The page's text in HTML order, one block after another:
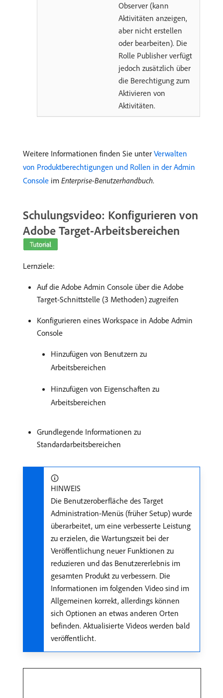
Observer (kann
Aktivitäten anzeigen,
aber nicht erstellen
oder bearbeiten). Die
Rolle Publisher verfügt
jedoch zusätzlich über
die Berechtigung zum
Aktivieren von
Aktivitäten.
Weitere Informationen finden Sie unter Verwalten
von Produktberechtigungen und Rollen in der Admin
Console im Enterprise-Benutzerhandbuch.
Schulungsvideo: Konfigurieren von
Adobe Target-Arbeitsbereichen
Lernziele:
Auf die Adobe Admin Console über die Adobe
Target-Schnittstelle (3 Methoden) zugreifen
Konfigurieren eines Workspace in Adobe Admin
Console
Hinzufügen von Benutzern zu
Arbeitsbereichen
Hinzufügen von Eigenschaften zu
Arbeitsbereichen
Grundlegende Informationen zu
Standardarbeitsbereichen
HINWEIS
Die Benutzeroberfläche des Target
Administration-Menüs (früher Setup) wurde
überarbeitet, um eine verbesserte Leistung
zu erzielen, die Wartungszeit bei der
Veröffentlichung neuer Funktionen zu
reduzieren und das Benutzererlebnis im
gesamten Produkt zu verbessern. Die
Informationen im folgenden Video sind im
Allgemeinen korrekt, allerdings können
sich Optionen an etwas anderen Orten
befinden. Aktualisierte Videos werden bald
veröffentlicht.